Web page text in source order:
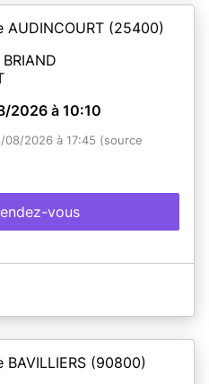
AUDINCOURT (25400)
2026 à 10:10
2026 à 17:45 (source
vous
BAVILLIERS (90800)